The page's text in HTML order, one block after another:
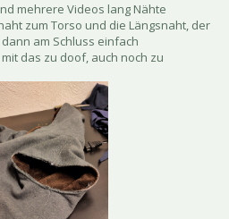
mehrere Videos lang Nähte
zum Torso und die Längsnaht, der
am Schluss einfach
das zu doof, auch noch zu